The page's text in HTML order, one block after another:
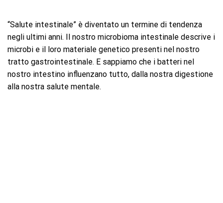
“Salute intestinale” è diventato un termine di tendenza
negli ultimi anni. Il nostro microbioma intestinale descrive i
microbi e il loro materiale genetico presenti nel nostro
tratto gastrointestinale. E sappiamo che i batteri nel
nostro intestino influenzano tutto, dalla nostra digestione
alla nostra salute mentale.